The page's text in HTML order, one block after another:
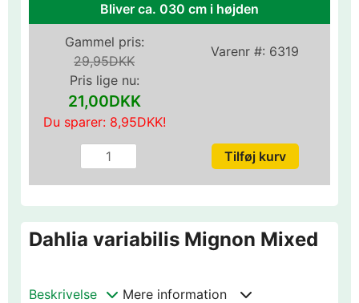
Bliver ca. 030 cm i højden
Varenr #: 6319
Gammel pris:
29,95DKK
Pris lige nu:
21,00DKK
Du sparer: 8,95DKK!
Dahlia variabilis Mignon Mixed
Beskrivelse Mere information